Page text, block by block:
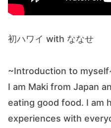
初ハワイ with ななせ
~Introduction to
I am Maki from Japan
eating good food. I am
experiences with